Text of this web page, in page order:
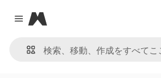
Close menu
Magnific